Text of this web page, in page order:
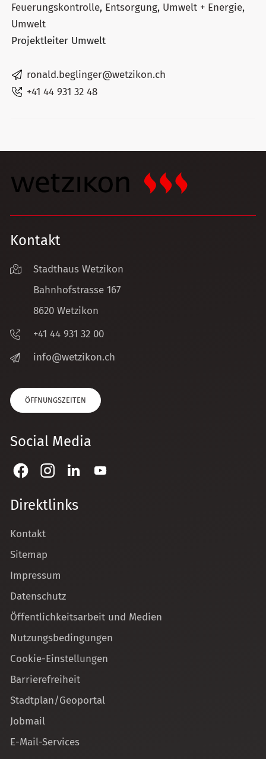
Feuerungskontrolle, Entsorgung, Umwelt + Energie,
Umwelt
Projektleiter Umwelt
ronald.beglinger@wetzikon.ch
+41 44 931 32 48
Kontakt
Stadthaus Wetzikon
Bahnhofstrasse 167
8620 Wetzikon
+41 44 931 32 00
nf
w tz k n ch
ÖFFNUNGSZEITEN
Social Media
Direktlinks
Kontakt
Sitemap
Impressum
Datenschutz
Öffentlichkeitsarbeit und Medien
Nutzungsbedingungen
Cookie-Einstellungen
Barrierefreiheit
Stadtplan/Geoportal
Jobmail
E-Mail-Services